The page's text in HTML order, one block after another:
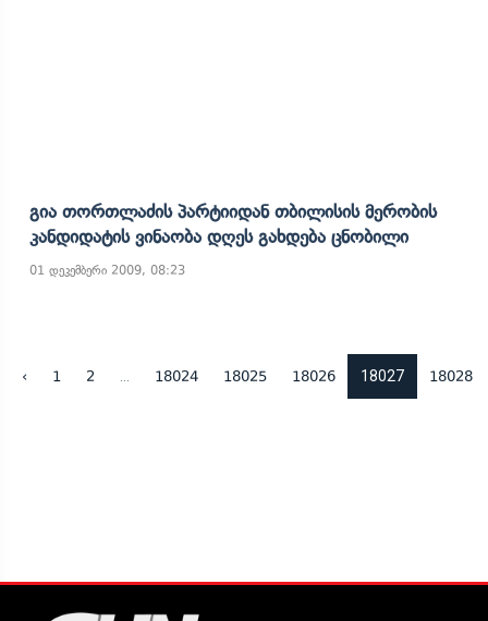
Გია Თორთლაძის Პარტიიდან Თბილისის Მერობის
Კანდიდატის Ვინაობა Დღეს Გახდება Ცნობილი
01 დეკემბერი 2009, 08:23
‹ 1 2 18024 18025 18026 18027 18028